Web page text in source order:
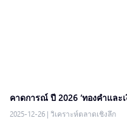
คาดการณ์ ปี 2026 ‘ทองคำและ
2025-12-26 | วิเคราะห์ตลาดเชิงลึก